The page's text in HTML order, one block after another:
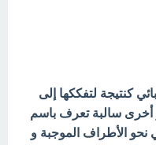
كنتيجة لتفككها إلى
سالبة تعرف باسم
نحو الأطراف الموجبة و